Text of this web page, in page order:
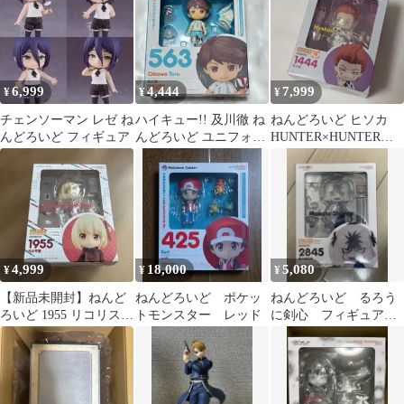
¥6,999
チェンソーマン レゼ ね
んどろいど フィギュア
¥4,444
ハイキュー!! 及川徹 ね
んどろいど ユニフォー
ム 特典ラバスト付き
¥ 7,999
ねんどろいど ヒソカ
HUNTER×HUNTER
¥4,999
【新品未開封】ねんど
ろいど 1955 リコリス・
リコイル 錦木千束
¥ 18,000
ねんどろいど ポケッ
トモンスター レッド
¥5,080
ねんどろいど るろう
に剣心 フィギュア
志々雄真実 2845 未開